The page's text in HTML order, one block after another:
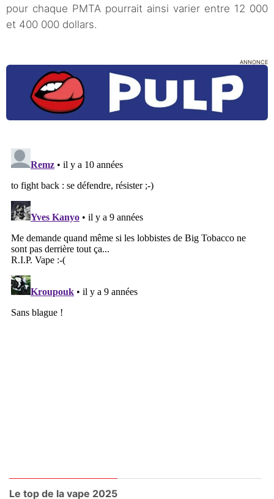
pour chaque PMTA pourrait ainsi varier entre 12 000
et 400 000 dollars.
ANNONCE
Le top de la vape 2025